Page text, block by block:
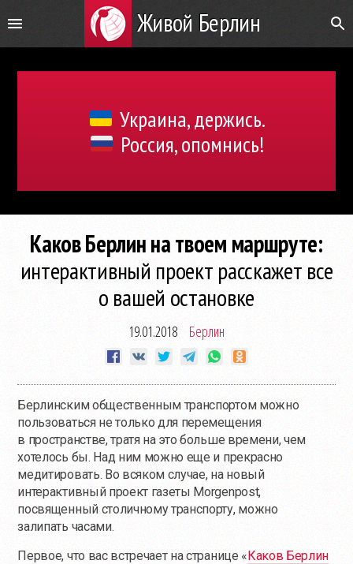
Живой Берлин
Украина, держись.
Россия, опомнись!
Каков Берлин на твоем маршруте:
интерактивный проект расскажет все
о вашей остановке
19.01.2018 Берлин
Берлинским общественным транспортом можно
пользоваться не только для перемещения
в пространстве, тратя на это больше времени, чем
хотелось бы. Над ним можно еще и прекрасно
медитировать. Во всяком случае, на новый
интерактивный проект газеты Morgenpost,
посвященный столичному транспорту, можно
залипать часами.
Первое, что вас встречает на странице «Каков Берлин